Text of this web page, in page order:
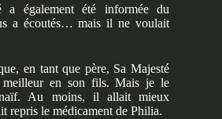
a également été informée du
a écoutés… mais il ne voulait
en tant que père, Sa Majesté
en son fils. Mais je le
Au moins, il allait mieux
repris le médicament de Philia.